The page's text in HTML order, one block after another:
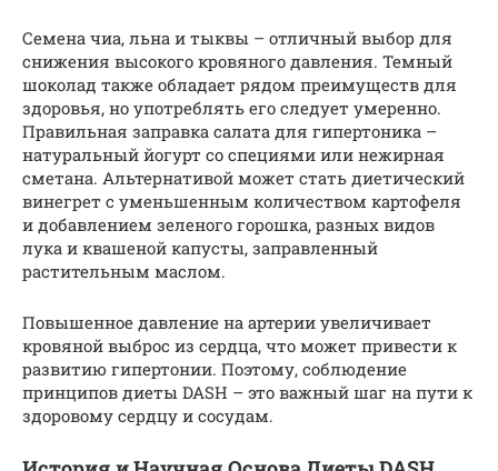
Семена чиа, льна и тыквы – отличный выбор для
снижения высокого кровяного давления. Темный
шоколад также обладает рядом преимуществ для
здоровья, но употреблять его следует умеренно.
Правильная заправка салата для гипертоника –
натуральный йогурт со специями или нежирная
сметана. Альтернативой может стать диетический
винегрет с уменьшенным количеством картофеля
и добавлением зеленого горошка, разных видов
лука и квашеной капусты, заправленный
растительным маслом.
Повышенное давление на артерии увеличивает
кровяной выброс из сердца, что может привести к
развитию гипертонии. Поэтому, соблюдение
принципов диеты DASH – это важный шаг на пути к
здоровому сердцу и сосудам.